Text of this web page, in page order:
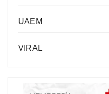
UAEM
VIRAL